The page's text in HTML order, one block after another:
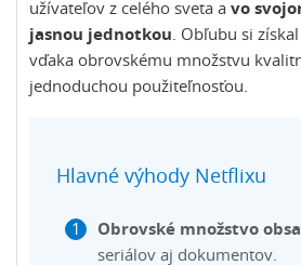
užívateľov z celého sveta a vo
jasnou jednotkou. Obľubu si
vďaka obrovskému množstvu
jednoduchou použiteľnosťou.
Hlavné výhody Netflixu
Obrovské množstvo
seriálov aj dokumentov.